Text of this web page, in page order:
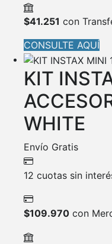
$41.251 con
CONSULTE AQUÍ
KIT
WHITE
Envío Gratis
12 cuotas sin
$109.970 con